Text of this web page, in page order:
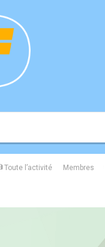
Toute l’activité Membres